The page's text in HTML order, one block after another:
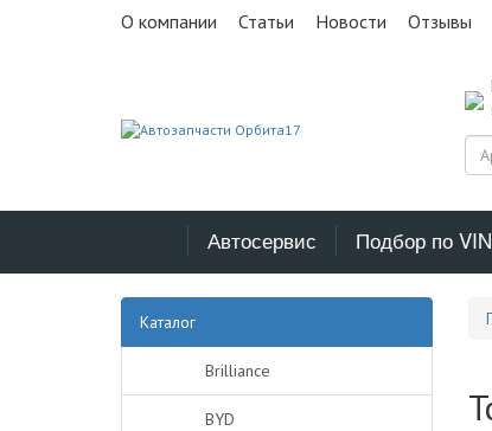
О компании Статьи Новости Отзывы
Автосервис Подбор по VIN
Каталог
Brilliance
BYD